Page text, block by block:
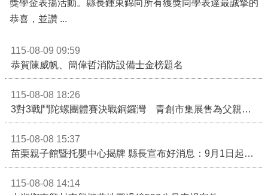
獎學金表揚活動。縣長鍾東錦向所有獲獎同學表達最誠摯的
恭喜，並讚 ...
115-08-09 09:59
恭賀陳威帆、簡偉哲消防設備士金榜題名
115-08-08 18:26
3對3戰鬥陀螺團體賽決戰銅鑼灣 青創市集展售為父親節增添繽紛
115-08-08 15:37
苗栗親子館暨托嬰中心揭牌 縣長宣布好消息：9月1日起調降臨時托嬰費用
115-08-08 14:14